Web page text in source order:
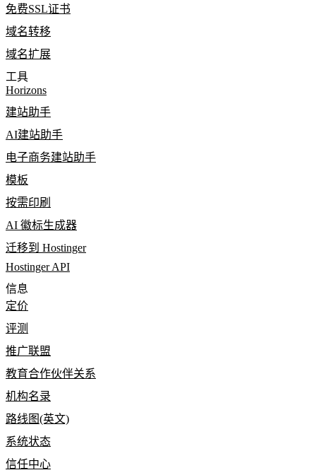
免费SSL证书
域名转移
域名扩展
工具
Horizons
建站助手
AI建站助手
电子商务建站助手
模板
按需印刷
AI 徽标生成器
迁移到 Hostinger
Hostinger API
信息
定价
评测
推广联盟
教育合作伙伴关系
机构名录
路线图(英文)
系统状态
信任中心